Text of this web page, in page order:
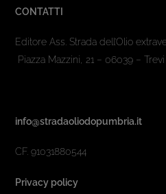
CONTATTI
Editore Ass. Strada dell’Olio
Piazza Mazzini, 21 – 06039 – Trevi
info@stradaoliodopumbria.it
CF. 91031880544
Privacy policy